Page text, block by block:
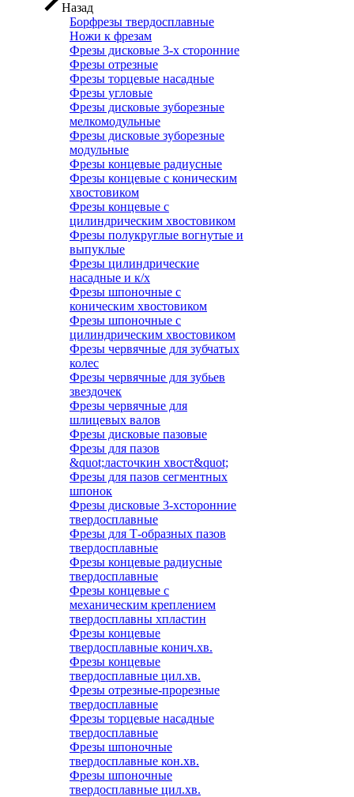
Назад
Борфрезы твердосплавные
Ножи к фрезам
Фрезы дисковые 3-х сторонние
Фрезы отрезные
Фрезы торцевые насадные
Фрезы угловые
Фрезы дисковые зуборезные
мелкомодульные
Фрезы дисковые зуборезные
модульные
Фрезы концевые радиусные
Фрезы концевые с коническим
хвостовиком
Фрезы концевые с
цилиндрическим хвостовиком
Фрезы полукруглые вогнутые и
выпуклые
Фрезы цилиндрические
насадные и к/х
Фрезы шпоночные с
коническим хвостовиком
Фрезы шпоночные с
цилиндрическим хвостовиком
Фрезы червячные для зубчатых
колес
Фрезы червячные для зубьев
звездочек
Фрезы червячные для
шлицевых валов
Фрезы дисковые пазовые
Фрезы для пазов
&quot;ласточкин хвост&quot;
Фрезы для пазов сегментных
шпонок
Фрезы дисковые 3-хсторонние
твердосплавные
Фрезы для Т-образных пазов
твердосплавные
Фрезы концевые радиусные
твердосплавные
Фрезы концевые с
механическим креплением
твердосплавны хпластин
Фрезы концевые
твердосплавные конич.хв.
Фрезы концевые
твердосплавные цил.хв.
Фрезы отрезные-прорезные
твердосплавные
Фрезы торцевые насадные
твердосплавные
Фрезы шпоночные
твердосплавные кон.хв.
Фрезы шпоночные
твердосплавные цил.хв.